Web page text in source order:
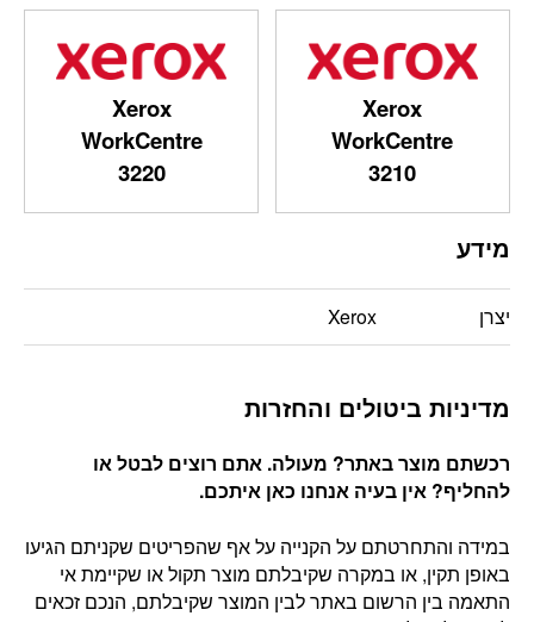
Xerox
WorkCentre
3210
Xerox
WorkCentre
3220
מידע
יצרן Xerox
מדיניות ביטולים והחזרות
רכשתם מוצר באתר? מעולה. אתם רוצים לבטל או
להחליף? אין בעיה אנחנו כאן איתכם.
במידה והתחרטתם על הקנייה על אף שהפריטים שקניתם הגיעו
באופן תקין, או במקרה שקיבלתם מוצר תקול או שקיימת אי
התאמה בין הרשום באתר לבין המוצר שקיבלתם, הנכם זכאים